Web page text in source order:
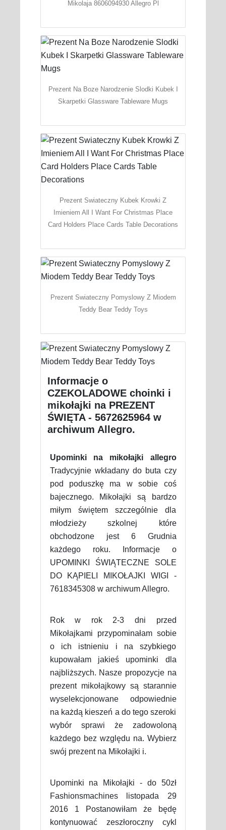
Mikolaja 8606094930 Allegro Pl
Prezent Na Boze Narodzenie Slodki Kubek I
Skarpetki Glassware Tableware Mugs
Prezent Swiateczny Kubek Krowki Z
Imieniem All I Want For Christmas Place
Card Holders Place Cards Table Decorations
Prezent Swiateczny Pomyslowy Z Miodem
Teddy Bear Teddy Toys
Informacje o
CZEKOLADOWE choinki i
mikołajki na PREZENT
ŚWIĘTA - 5672625964 w
archiwum Allegro.
Upominki na mikołajki allegro
Tradycyjnie wkładany do buta czy
pod poduszkę ma w sobie coś
bajecznego. Mikołajki są bardzo
miłym świętem szczególnie dla
młodzieży szkolnej które
obchodzone jest 6 Grudnia
każdego roku. Informacje o
UPOMINKI ŚWIĄTECZNE SOLE
DO KĄPIELI MIKOŁAJKI WIGI -
7618345308 w archiwum Allegro.
Rok w rok 2-3 dni przed
Mikołajkami przypominałam sobie
o ich istnieniu i na szybkiego
kupowałam jakieś upominki dla
najbliższych. Nasze propozycje na
prezent mikołajkowy są starannie
wyselekcjonowane odpowiednie
na każdą kieszeń a do tego szeroki
wybór sprawi że zadowoloną
każdego bez względu na. Wybierz
swój prezent na Mikołajki i.
Upominki na Mikołajki - do 50zł
Fashionsmachines listopada 29
2016 1 Postanowiłam że będę
kontynuować zeszłoroczny cykl